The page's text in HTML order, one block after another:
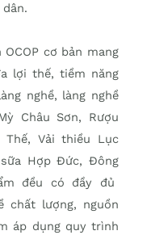
cơ bản mang
lợi thế, tiềm năng
nghề, làng nghề
Châu Sơn, Rượu
Thế, Vải thiều Lục
Hợp Đức, Đông
đều có đầy đủ
chất lượng, nguồn
áp dụng quy trình